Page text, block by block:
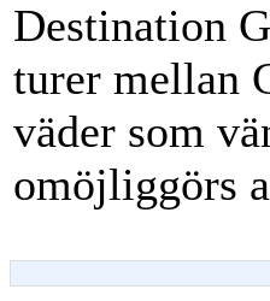
Destination
turer mellan
väder som
omöjliggörs